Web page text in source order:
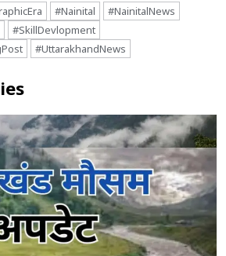
#Nainital
#NainitalNews
#SkillDevlopment
#UttarakhandNews